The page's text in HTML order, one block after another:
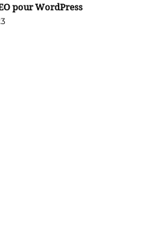
pour WordPress